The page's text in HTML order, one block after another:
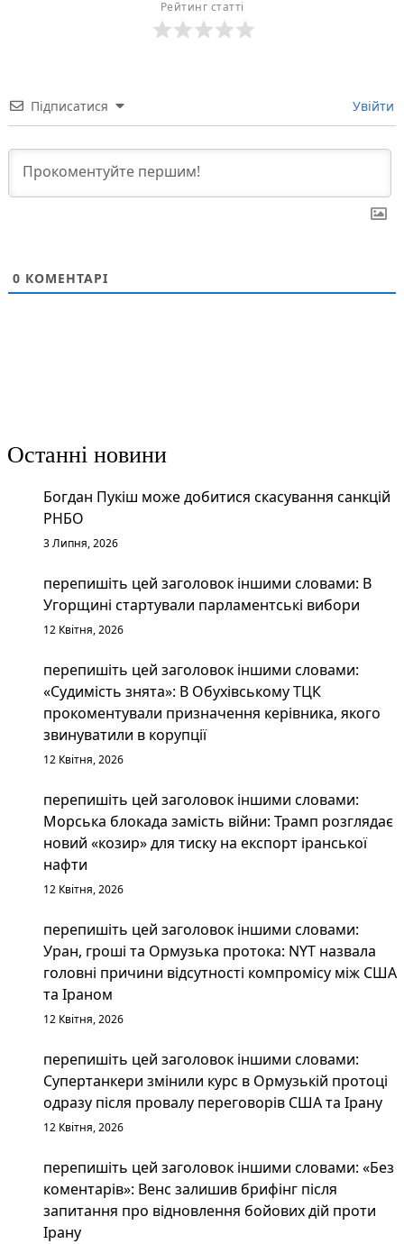
Рейтинг статті
Підписатися Увійти
0 КОМЕНТАРІ
Останні новини
Богдан Пукіш може добитися скасування санкцій
РНБО
3 Липня, 2026
перепишіть цей заголовок іншими словами: В
Угорщині стартували парламентські вибори
12 Квітня, 2026
перепишіть цей заголовок іншими словами:
«Судимість знята»: В Обухівському ТЦК
прокоментували призначення керівника, якого
звинуватили в корупції
12 Квітня, 2026
перепишіть цей заголовок іншими словами:
Морська блокада замість війни: Трамп розглядає
новий «козир» для тиску на експорт іранської
нафти
12 Квітня, 2026
перепишіть цей заголовок іншими словами:
Уран, гроші та Ормузька протока: NYT назвала
головні причини відсутності компромісу між США
та Іраном
12 Квітня, 2026
перепишіть цей заголовок іншими словами:
Супертанкери змінили курс в Ормузькій протоці
одразу після провалу переговорів США та Ірану
12 Квітня, 2026
перепишіть цей заголовок іншими словами: «Без
коментарів»: Венс залишив брифінг після
запитання про відновлення бойових дій проти
Ірану